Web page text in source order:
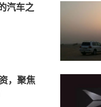
汽车之
，聚焦